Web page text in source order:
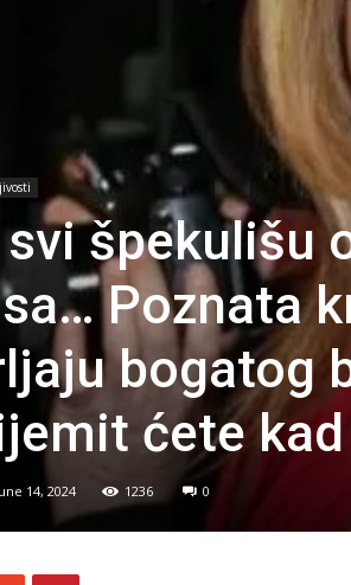
svi špekulišu
Poznata
bogatog
ćete
14, 2024 1236 0